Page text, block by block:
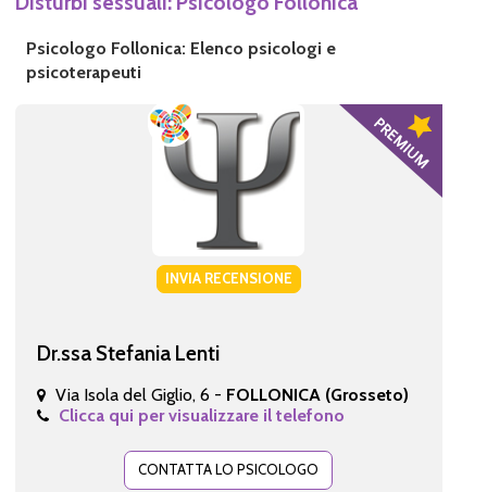
Psicologo Follonica: Elenco psicologi e
psicoterapeuti
INVIA RECENSIONE
Dr.ssa Stefania Lenti
Via Isola del Giglio, 6 - FOLLONICA (Grosseto)
Clicca qui per visualizzare il telefono
CONTATTA LO PSICOLOGO